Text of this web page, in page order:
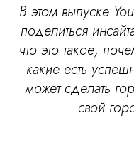
В этом выпуске
поделиться
что это такое,
какие есть
может сделать
свой